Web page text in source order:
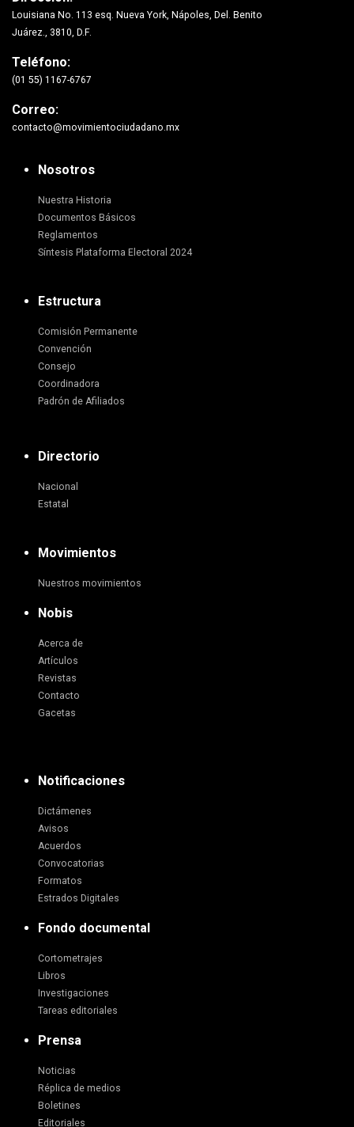
Louisiana No. 113 esq. Nueva York, Nápoles, Del. Benito
Juárez., 3810, D.F.
Teléfono:
(01 55) 1167-6767
Correo:
contacto@movimientociudadano.mx
Nosotros
Nuestra Historia
Documentos Básicos
Reglamentos
Síntesis Plataforma Electoral 2024
Estructura
Comisión Permanente
Convención
Consejo
Coordinadora
Padrón de Afiliados
Directorio
Nacional
Estatal
Movimientos
Nuestros movimientos
Nobis
Acerca de
Artículos
Revistas
Contacto
Gacetas
Notificaciones
Dictámenes
Avisos
Acuerdos
Convocatorias
Formatos
Estrados Digitales
Fondo documental
Cortometrajes
Libros
Investigaciones
Tareas editoriales
Prensa
Noticias
Réplica de medios
Boletines
Editoriales